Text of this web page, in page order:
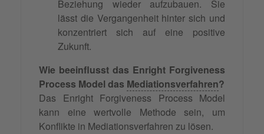
Beziehung wieder aufzubauen. Sie
lässt die Vergangenheit hinter sich und
konzentriert sich auf eine positive
Zukunft.
Wie beeinflusst das Enright Forgiveness
Process Model das Mediationsverfahren?
Das Enright Forgiveness Process Model
kann eine wertvolle Methode sein, um
Konflikte in Mediationsverfahren zu lösen.